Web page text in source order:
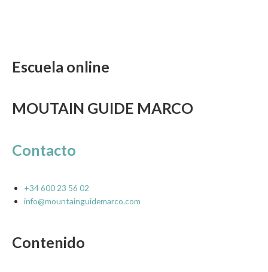
Escuela online
MOUTAIN GUIDE MARCO
Contacto
+34 600 23 56 02
info@mountainguidemarco.com
Contenido